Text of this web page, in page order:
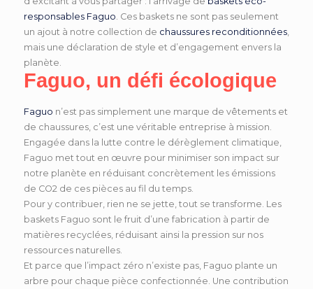
responsables Faguo . Ces baskets ne sont pas seulement
un ajout à notre collection de chaussures reconditionnées
mais une déclaration de style et d’engagement envers la
planète.
Faguo, un défi écologique
Faguo n’est pas simplement une marque de vêtements et
de chaussures, c’est une véritable entreprise à mission.
Engagée dans la lutte contre le dérèglement climatique,
Faguo met tout en œuvre pour minimiser son impact sur
notre planète en réduisant concrètement les émissions
de CO2 de ces pièces au fil du temps.
Pour y contribuer, rien ne se jette, tout se transforme. Les
baskets Faguo sont le fruit d’une fabrication à partir de
matières recyclées, réduisant ainsi la pression sur nos
ressources naturelles.
Et parce que l’impact zéro n’existe pas, Faguo plante un
arbre pour chaque pièce confectionnée. Une contribution